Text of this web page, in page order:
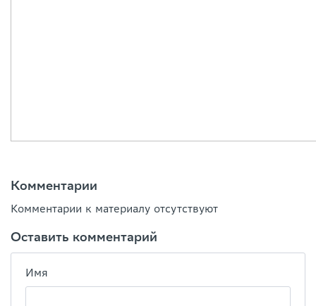
Комментарии
Комментарии к материалу отсутствуют
Оставить комментарий
Имя